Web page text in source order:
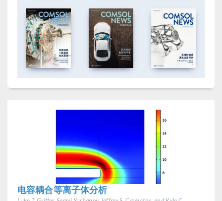
电容耦合等离子体分析